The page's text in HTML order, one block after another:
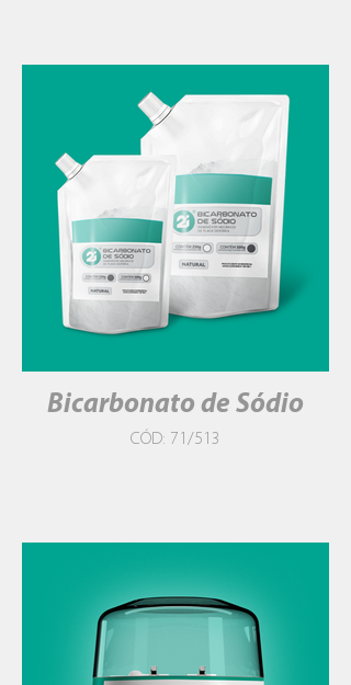
Bicarbonato de Sódio
CÓD: 71/513